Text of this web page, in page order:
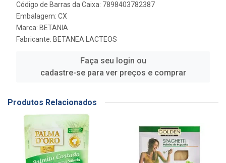
Código de Barras da Caixa: 7898403782387
Embalagem: CX
Marca: BETANIA
Fabricante: BETANEA LACTEOS
Faça seu login ou
cadastre-se para ver preços e comprar
Produtos Relacionados